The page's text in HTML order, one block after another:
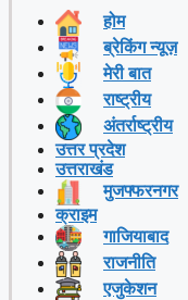
होम
ब्रेकिंग न्यूज़
मेरी बात
राष्ट्रीय
अंतर्राष्ट्रीय
उत्तर प्रदेश
उत्तराखंड
मुजफ्फरनगर
क्राइम
गाजियाबाद
राजनीति
एजुकेशन